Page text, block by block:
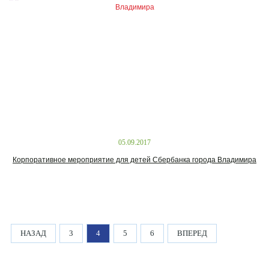
05.09.2017
Корпоративное мероприятие для детей Сбербанка города Владимира
НАЗАД 3 4 5 6 ВПЕРЕД